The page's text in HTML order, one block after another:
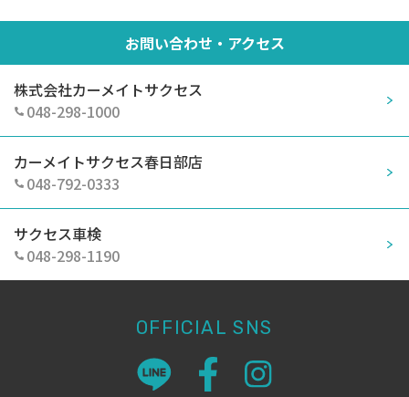
お問い合わせ・アクセス
株式会社カーメイトサクセス
048-298-1000
カーメイトサクセス春日部店
048-792-0333
サクセス車検
048-298-1190
OFFICIAL SNS